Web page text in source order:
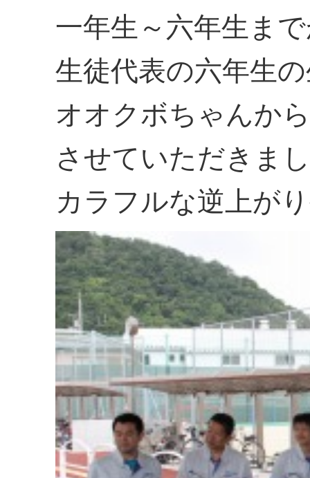
一年生～六年生ま
生徒代表の六年生
オオクボちゃんか
させていただきま
カラフルな逆上が